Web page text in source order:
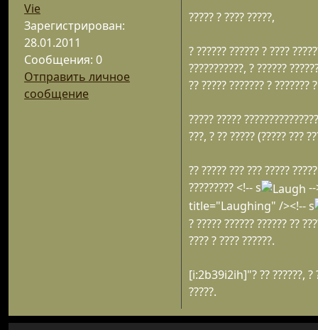
Vie
Зарегистрирован:
28.01.2011
Сообщения: 0
Отправить личное
сообщение
????? ? ???? ?????,
? ?????? ?????? ? ????
???????????, ? ??????
?? ????? ??????? ? ???????
????? ?????
???, ? ?? ????? (????? ???
?? ????? ??? ??? ?????
????????? <!-- s
title="Laughing" /><!-- s
? ????? ?????? ?????? ??
???? ? ???? ??????.
[i:2b39i2ih]"? ?? ??????, ?
?????.